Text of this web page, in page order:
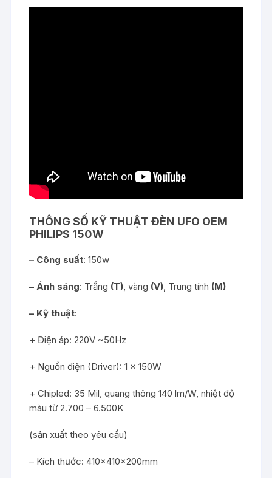
THÔNG SỐ KỸ THUẬT ĐÈN UFO OEM
PHILIPS 150W
– Công suất: 150w
– Ánh sáng: Trắng (T), vàng (V), Trung tính (M)
– Kỹ thuật:
+ Điện áp: 220V ~50Hz
+ Nguồn điện (Driver): 1 x 150W
+ Chipled: 35 Mil, quang thông 140 lm/W, nhiệt độ
màu từ 2.700 – 6.500K
(sản xuất theo yêu cầu)
– Kích thước: 410x410x200mm